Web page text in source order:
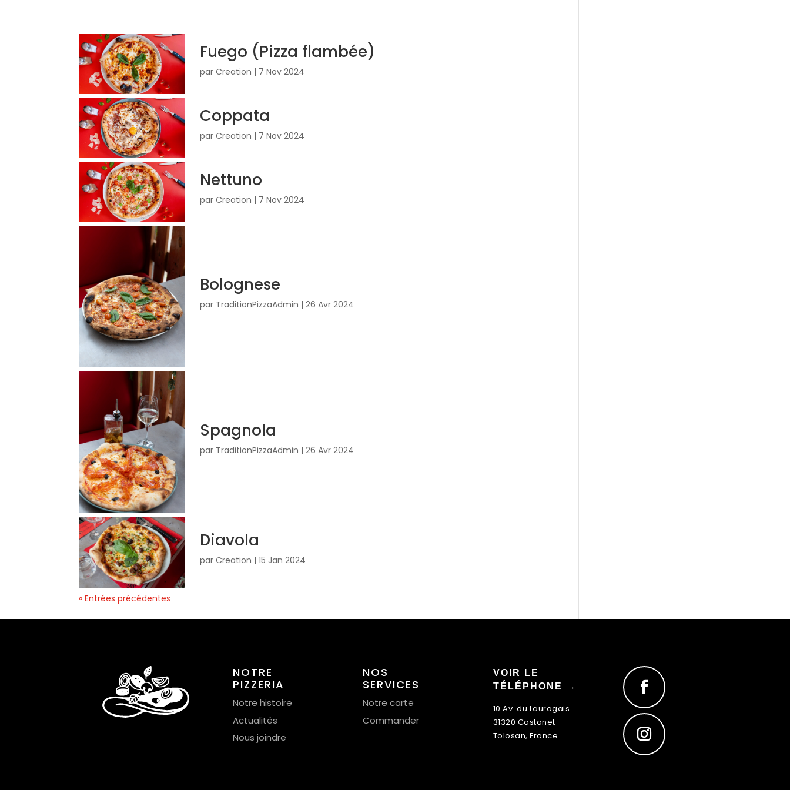
Fuego (Pizza flambée)
parCreation | 7 Nov 2024
Coppata
parCreation | 7 Nov 2024
Nettuno
parCreation | 7 Nov 2024
Bolognese
par TraditionPizzaAdmin |26 Avr 2024
Spagnola
par TraditionPizzaAdmin |26 Avr 2024
Diavola
parCreation |15 Jan 2024
« Entrées précédentes
NOTRE
PIZZERIA
Notre histoire
Actualités
Nous joindre
NOS
SERVICES
Notre carte
Commander
VOIR LE
TÉLÉPHONE →
10 Av. du Lauragais
31320 Castanet-
Tolosan, France